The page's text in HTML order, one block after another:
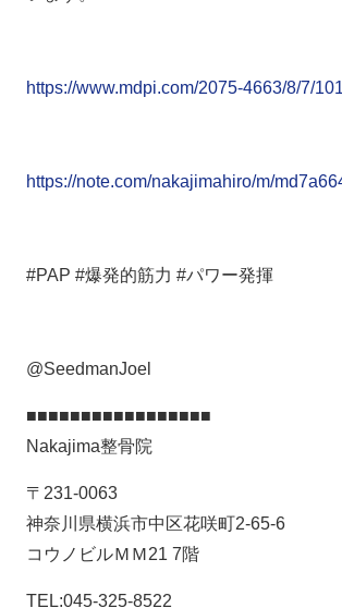
https://www.mdpi.com/2075-4663/8/7/101
https://note.com/nakajimahiro/m/
#PAP #爆発的筋力 #パワー発揮
@SeedmanJoel
■■■■■■■■■■■■■■■■■
Nakajima整骨院
〒231-0063
神奈川県横浜市中区花咲町2-65-6
コウノビルＭＭ21 7階
TEL:045-325-8522